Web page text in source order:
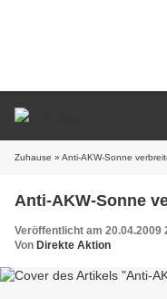
Zuhause » Anti-AKW-Sonne
Anti-AKW-Sonne
Veröffentlicht am 20.04.2009
Von Direkte Aktion